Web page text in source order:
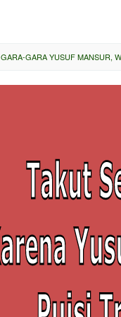
GARA-GARA YUSUF MANSUR,